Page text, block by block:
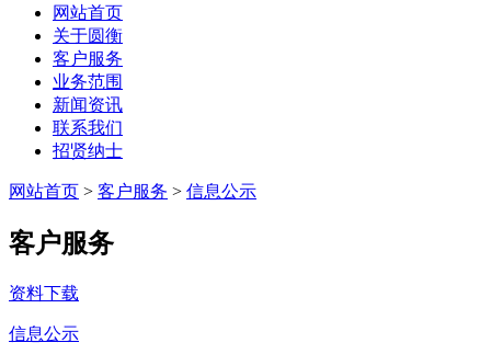
网站首页
关于圆衡
客户服务
业务范围
新闻资讯
联系我们
招贤纳士
网站首页 > 客户服务 > 信息公示
客户服务
资料下载
信息公示